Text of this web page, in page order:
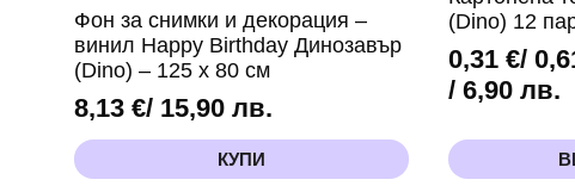
Фон за снимки и декорация –
винил Happy Birthday Динозавър
(Dino) – 125 x 80 см
8,13 €/ 15,90 лв.
КУПИ
(Dino) 12
0,31€/
/ 6,90 лв.
Price
0,31 €
This
product